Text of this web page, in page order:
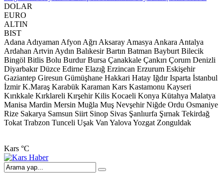
DOLAR
EURO
ALTIN
BIST
Adana Adıyaman Afyon Ağrı Aksaray Amasya Ankara Antalya
Ardahan Artvin Aydın Balıkesir Bartın Batman Bayburt Bilecik
Bingöl Bitlis Bolu Burdur Bursa Çanakkale Çankırı Çorum Denizli
Diyarbakır Düzce Edirne Elazığ Erzincan Erzurum Eskişehir
Gaziantep Giresun Gümüşhane Hakkari Hatay Iğdır Isparta İstanbul
İzmir K.Maraş Karabük Karaman Kars Kastamonu Kayseri
Kırıkkale Kırklareli Kırşehir Kilis Kocaeli Konya Kütahya Malatya
Manisa Mardin Mersin Muğla Muş Nevşehir Niğde Ordu Osmaniye
Rize Sakarya Samsun Siirt Sinop Sivas Şanlıurfa Şırnak Tekirdağ
Tokat Trabzon Tunceli Uşak Van Yalova Yozgat Zonguldak
Kars °C